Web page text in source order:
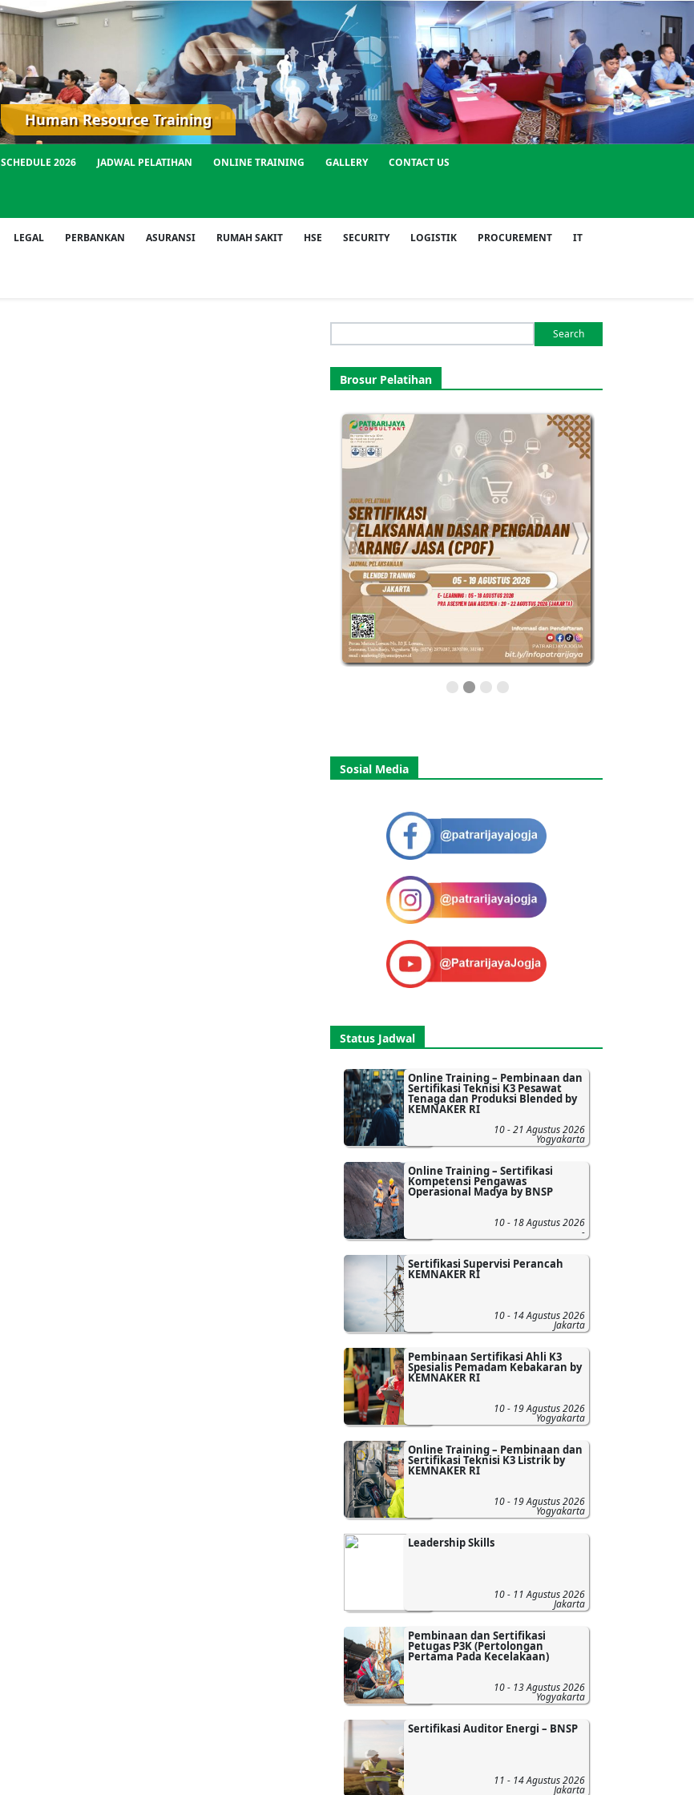
Human Resource Training
SCHEDULE 2026 JADWAL PELATIHAN ONLINE TRAINING GALLERY CONTACT US
LEGAL PERBANKAN ASURANSI RUMAH SAKIT HSE SECURITY LOGISTIK PROCUREMENT IT
for:
Brosur Pelatihan
Sosial Media
Status Jadwal
Online Training – Pembinaan dan
Sertifikasi Teknisi K3 Pesawat
Tenaga dan Produksi Blended by
KEMNAKER RI
10 - 21 Agustus 2026
Yogyakarta
Online Training – Sertifikasi
Kompetensi Pengawas
Operasional Madya by BNSP
10 - 18 Agustus 2026
-
Sertifikasi Supervisi Perancah
KEMNAKER RI
10 - 14 Agustus 2026
Jakarta
Pembinaan Sertifikasi Ahli K3
Spesialis Pemadam Kebakaran by
KEMNAKER RI
10 - 19 Agustus 2026
Yogyakarta
Online Training – Pembinaan dan
Sertifikasi Teknisi K3 Listrik by
KEMNAKER RI
10 - 19 Agustus 2026
Yogyakarta
Leadership Skills
10 - 11 Agustus 2026
Jakarta
Pembinaan dan Sertifikasi
Petugas P3K (Pertolongan
Pertama Pada Kecelakaan)
10 - 13 Agustus 2026
Yogyakarta
Sertifikasi Auditor Energi – BNSP
11 - 14 Agustus 2026
Jakarta